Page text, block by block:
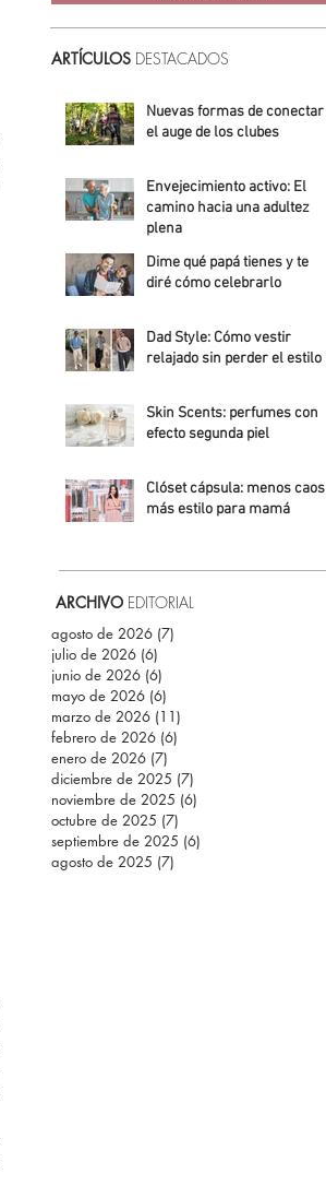
ARTÍCULOS DESTACADOS
Nuevas formas de conectar:
el auge de los clubes
Envejecimiento activo: El
camino hacia una adultez
plena
Alejandra Roldán
Dime qué papá tienes y te
diré cómo celebrarlo
Dad Style: Cómo vestir
relajado sin perder el estilo
Skin Scents: perfumes con
efecto segunda piel
Clóset cápsula: menos caos,
más estilo para mamá
ARCHIVO EDITORIAL
agosto de 2026 (7)
julio de 2026 (6)
junio de 2026 (6)
mayo de 2026 (6)
marzo de 2026 (11)
febrero de 2026 (6)
enero de 2026 (7)
diciembre de 2025 (7)
noviembre de 2025 (6)
octubre de 2025 (7)
septiembre de 2025 (6)
agosto de 2025 (7)